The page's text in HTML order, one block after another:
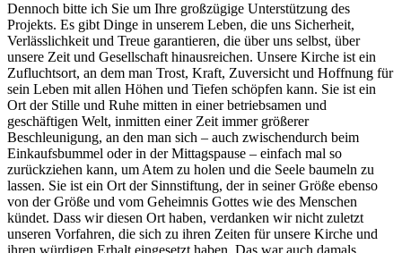
Dennoch bitte ich Sie um Ihre großzügige Unterstützung des
Projekts. Es gibt Dinge in unserem Leben, die uns Sicherheit,
Verlässlichkeit und Treue garantieren, die über uns selbst, über
unsere Zeit und Gesellschaft hinausreichen. Unsere Kirche ist ein
Zufluchtsort, an dem man Trost, Kraft, Zuversicht und Hoffnung für
sein Leben mit allen Höhen und Tiefen schöpfen kann. Sie ist ein
Ort der Stille und Ruhe mitten in einer betriebsamen und
geschäftigen Welt, inmitten einer Zeit immer größerer
Beschleunigung, an den man sich – auch zwischendurch beim
Einkaufsbummel oder in der Mittagspause – einfach mal so
zurückziehen kann, um Atem zu holen und die Seele baumeln zu
lassen. Sie ist ein Ort der Sinnstiftung, der in seiner Größe ebenso
von der Größe und vom Geheimnis Gottes wie des Menschen
kündet. Dass wir diesen Ort haben, verdanken wir nicht zuletzt
unseren Vorfahren, die sich zu ihren Zeiten für unsere Kirche und